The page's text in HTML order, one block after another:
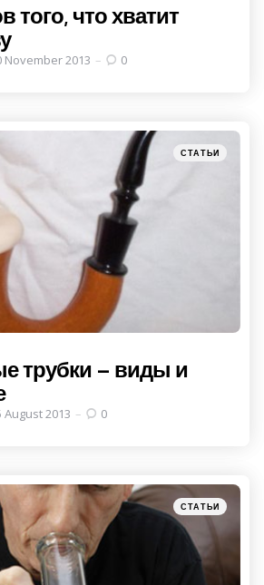
того, что хватит
November 2013 0
Categories
Posted
in
СТАТЬИ
трубки – виды и
August 2013 0
Categories
Posted
in
СТАТЬИ